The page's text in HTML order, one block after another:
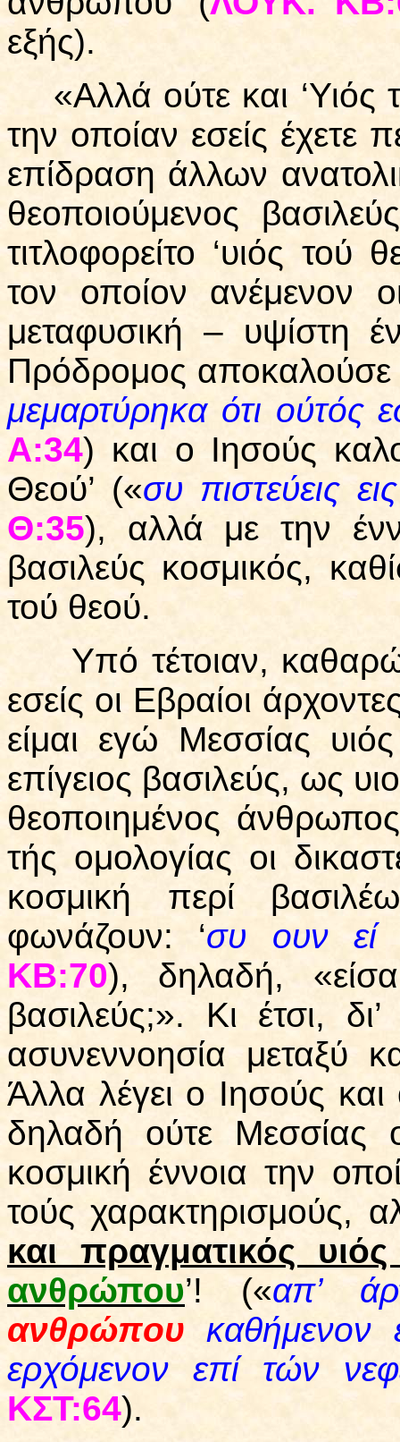
εξής).
«Αλλά ούτε και ‘Υιός
την οποίαν εσείς έχετε
επίδραση άλλων
θεοποιούμενος
τιτλοφορείτο ‘υιός τού
τον οποίον ανέμενον
μεταφυσική – υψίστη
Πρόδρομος αποκαλούσε
μεμαρτύρηκα ότι ούτός
Α:34) και ο Ιησούς
Θεού’ («συ πιστεύεις
Θ:35), αλλά με την
βασιλεύς κοσμικός,
τού θεού.
Υπό τέτοιαν,
εσείς οι Εβραίοι
είμαι εγώ Μεσσίας
επίγειος βασιλεύς, ως
θεοποιημένος
τής ομολογίας οι
κοσμική περί
φωνάζουν: ‘συ ουν εί
ΚΒ:70), δηλαδή,
βασιλεύς;». Κι έτσι,
ασυνεννοησία μεταξύ
Άλλα λέγει ο Ιησούς και
δηλαδή ούτε Μεσσίας
κοσμική έννοια την
τούς χαρακτηρισμούς,
και πραγματικός
ανθρώπου’! («απ’
ανθρώπου καθήμενον
ερχόμενον επί τών
ΚΣΤ:64).